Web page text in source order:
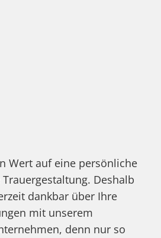
Wert auf eine persönliche
Deshalb
dankbar über Ihre
mit unserem
denn nur so